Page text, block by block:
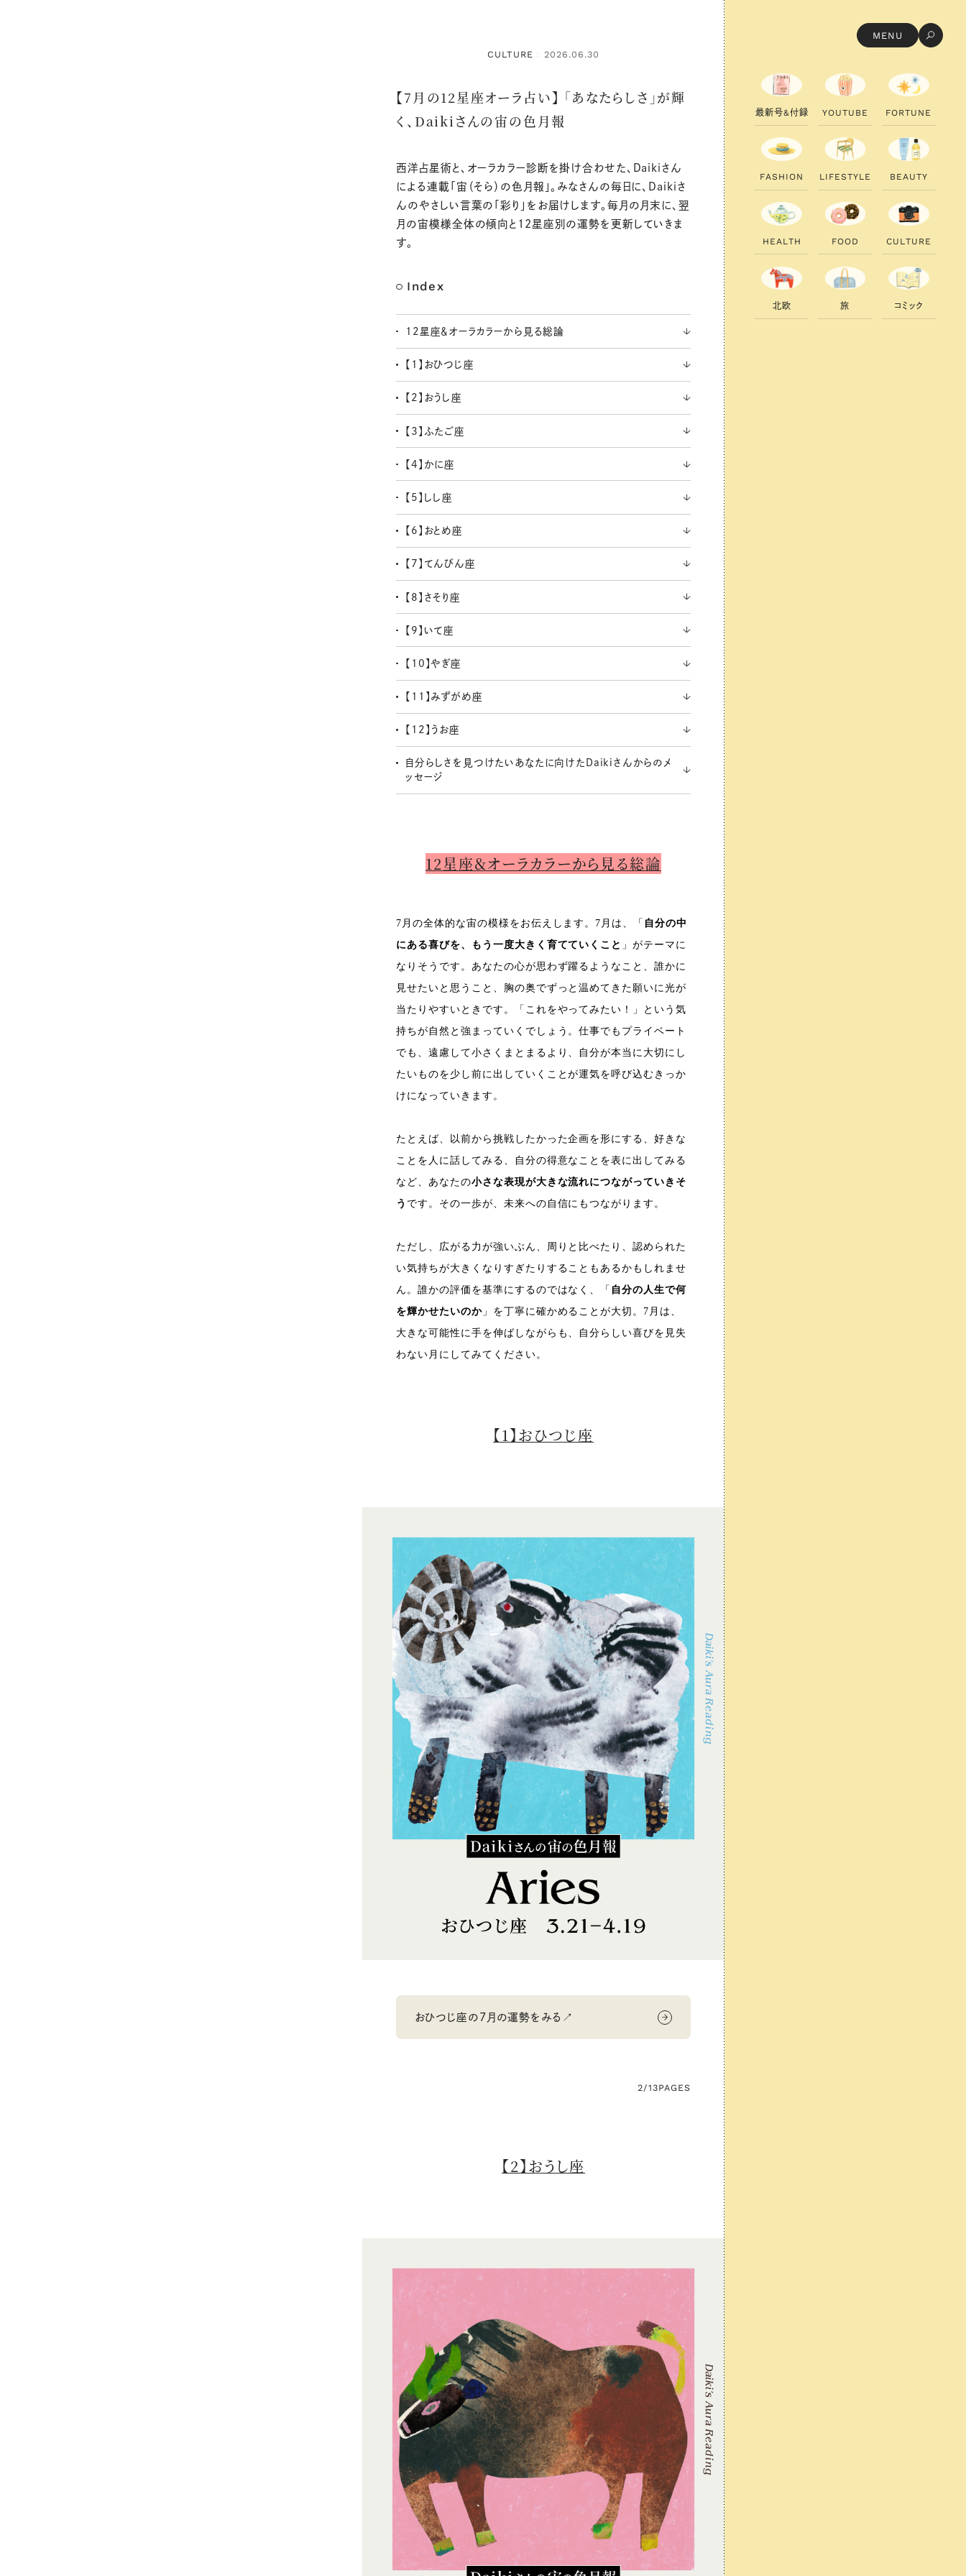
MENU
CULTURE
： 2026.06.30
【7月の12星座オーラ占い】 「あなたらしさ」が輝
く、Daikiさんの宙の色月報
西洋占星術と、オーラカラー診断を掛け合わせた、Daikiさん
による連載「宙（そら）の色月報」。みなさんの毎日に、Daikiさ
んのやさしい言葉の「彩り」をお届けします。毎月の月末に、翌
月の宙模様全体の傾向と12星座別の運勢を更新していきま
す。
Index
12星座＆オーラカラーから見る総論
【1】おひつじ座
【2】おうし座
【3】ふたご座
【4】かに座
【5】しし座
【6】おとめ座
【7】てんびん座
【8】さそり座
【9】いて座
【10】やぎ座
【11】みずがめ座
【12】うお座
自分らしさを見つけたいあなたに向けたDaikiさんからのメ
ッセージ
12星座＆オーラカラーから見る総論
7月の全体的な宙の模様をお伝えします。7月は、「 自分の中
にある喜びを、もう一度大きく育てていくこと 」がテーマに
なりそうです。あなたの心が思わず躍るようなこと、誰かに
見せたいと思うこと、胸の奥でずっと温めてきた願いに光が
当たりやすいときです。「これをやってみたい！」という気
持ちが自然と強まっていくでしょう。仕事でもプライベート
でも、遠慮して小さくまとまるより、自分が本当に大切にし
たいものを少し前に出していくことが運気を呼び込むきっか
けになっていきます。
たとえば、以前から挑戦したかった企画を形にする、好きな
ことを人に話してみる、自分の得意なことを表に出してみる
など、あなたの小さな表現が大きな流れにつながっていきそ
う です。その一歩が、未来への自信にもつながります。
ただし、広がる力が強いぶん、周りと比べたり、認められた
い気持ちが大きくなりすぎたりすることもあるかもしれませ
ん。誰かの評価を基準にするのではなく、「 自分の人生で何
を輝かせたいのか」を丁寧に確かめることが大切。7月は、
大きな可能性に手を伸ばしながらも、自分らしい喜びを見失
わない月にしてみてください。
【1】おひつじ座
おひつじ座の7月の運勢をみる↗
2/13PAGES
【2】おうし座
最新号&付録 YOUTU B E FORTU N E
FAS H ION LI FESTYLE B EAUTY
H EALTH FOOD CU LTU RE
北欧 旅 コ ミ ック